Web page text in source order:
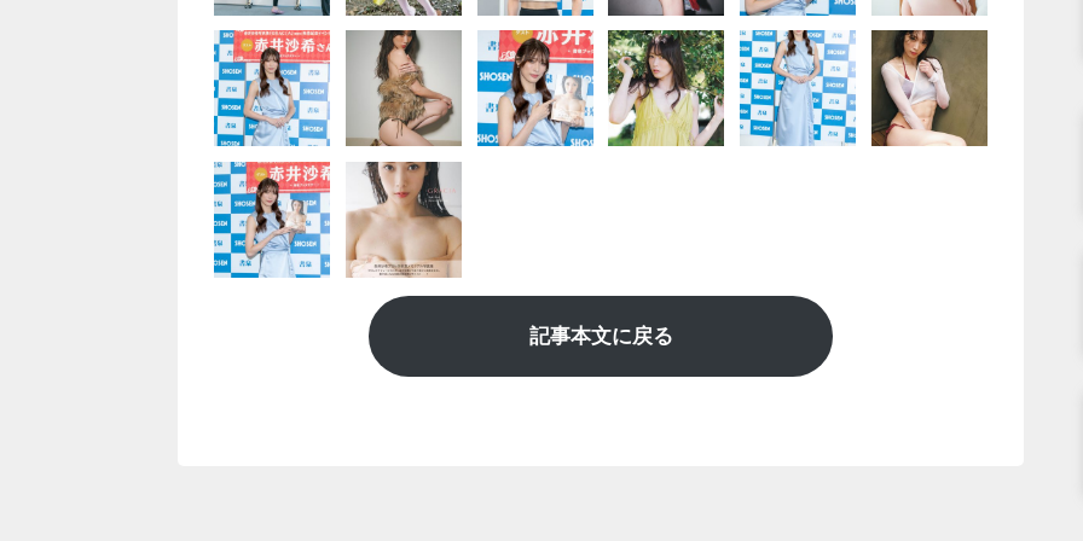
記事本文に戻る